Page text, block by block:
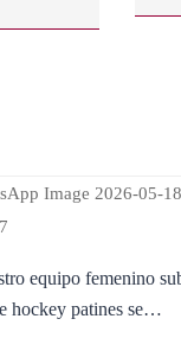
equipo femenino
hockey patines se